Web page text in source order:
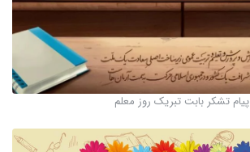
پیام تشکر بابت تبریک روز معلم